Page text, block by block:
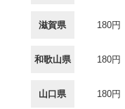
滋賀県 180円
和歌山県 180円
山口県 180円